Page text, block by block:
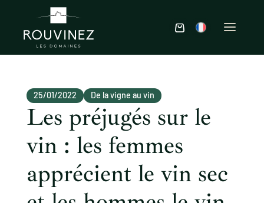
Les préjugés sur le
vin : les femmes
apprécient le vin sec
25/01/2022 De la vigne au vin